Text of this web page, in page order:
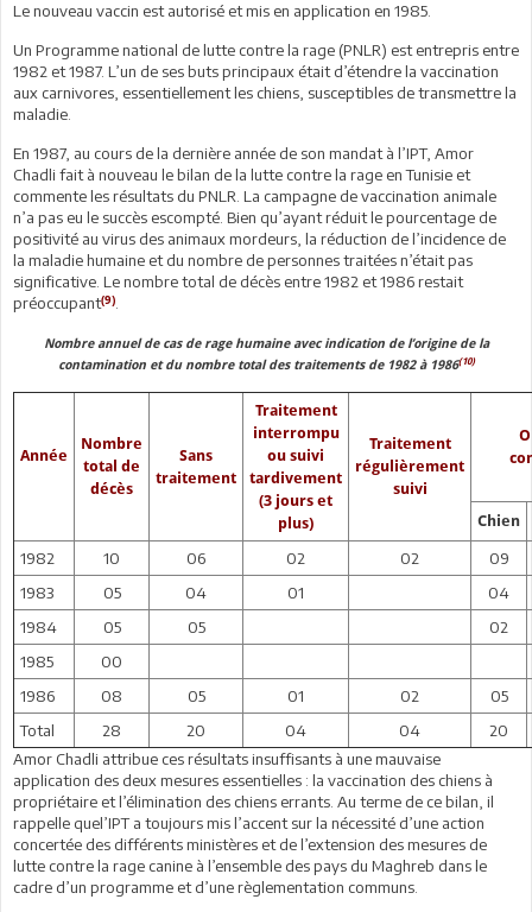
Le nouveau vaccin est autorisé et mis en application en 1985.
Un Programme national de lutte contre la rage (PNLR) est entrepris entre
1982 et 1987. L’un de ses buts principaux était d’étendre la vaccination
aux carnivores, essentiellement les chiens, susceptibles de transmettre la
maladie.
En 1987, au cours de la dernière année de son mandat à l’IPT, Amor
Chadli fait à nouveau le bilan de la lutte contre la rage en Tunisie et
commente les résultats du PNLR. La campagne de vaccination animale
n’a pas eu le succès escompté. Bien qu’ayant réduit le pourcentage de
positivité au virus des animaux mordeurs, la réduction de l’incidence de
la maladie humaine et du nombre de personnes traitées n’était pas
significative. Le nombre total de décès entre 1982 et 1986 restait
préoccupant(9).
Nombre annuel de cas de rage humaine avec indication de l’origine de la
contamination et du nombre total des traitements de 1982 à 1986(10)
Année
Nombre
total de
décès
Sans
traitement
Traitement
interrompu
ou suivi
tardivement
(3 jours et
plus)
Traitement
régulièrement
suivi
Chien
1982 10 06 02 02
09
1983
05 04 01
04
1984
05 05
02
1985
00
1986
08 05 01 02
05
Total
28 20 04 04
20
Amor Chadli attribue ces résultats insuffisants à une mauvaise
application des deux mesures essentielles : la vaccination des chiens à
propriétaire et l’élimination des chiens errants. Au terme de ce bilan, il
rappelle quel’IPT a toujours mis l’accent sur la nécessité d’une action
concertée des différents ministères et de l’extension des mesures de
lutte contre la rage canine à l’ensemble des pays du Maghreb dans le
cadre d’un programme et d’une règlementation communs.